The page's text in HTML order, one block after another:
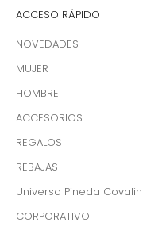
ACCESO RÁPIDO
NOVEDADES
MUJER
HOMBRE
ACCESORIOS
REGALOS
REBAJAS
Universo Pineda Covalin
CORPORATIVO